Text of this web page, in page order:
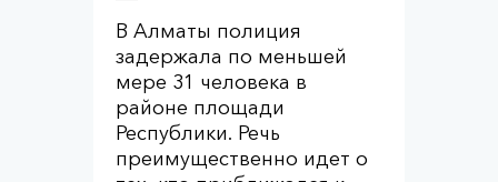
В Алматы полиция
задержала по меньшей
мере 31 человека в
районе площади
Республики. Речь
преимущественно идет о